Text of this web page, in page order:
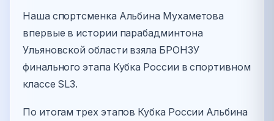
Наша спортсменка Альбина Мухаметова
впервые в истории парабадминтона
Ульяновской области взяла БРОНЗУ
финального этапа Кубка России в спортивном
классе SL3.
По итогам трех этапов Кубка России Альбина